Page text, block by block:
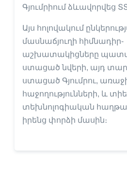
Գյումրիում ձևավորվեց
Այս հոլովակում
մասնաճյուղի հիմնադիր-
աշխատակիցները
ստացած նվերի, այդ
ստացած Գյումրու,
հաջողությունների, և
տեխնոլոգիական
իրենց փորձի մասին։